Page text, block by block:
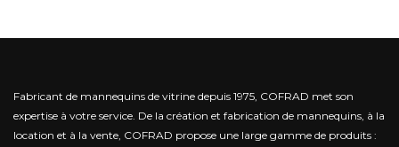
Fabricant de mannequins de vitrine depuis 1975, COFRAD met son
expertise à votre service. De la création et fabrication de mannequins, à la
location et à la vente, COFRAD propose une large gamme de produits :